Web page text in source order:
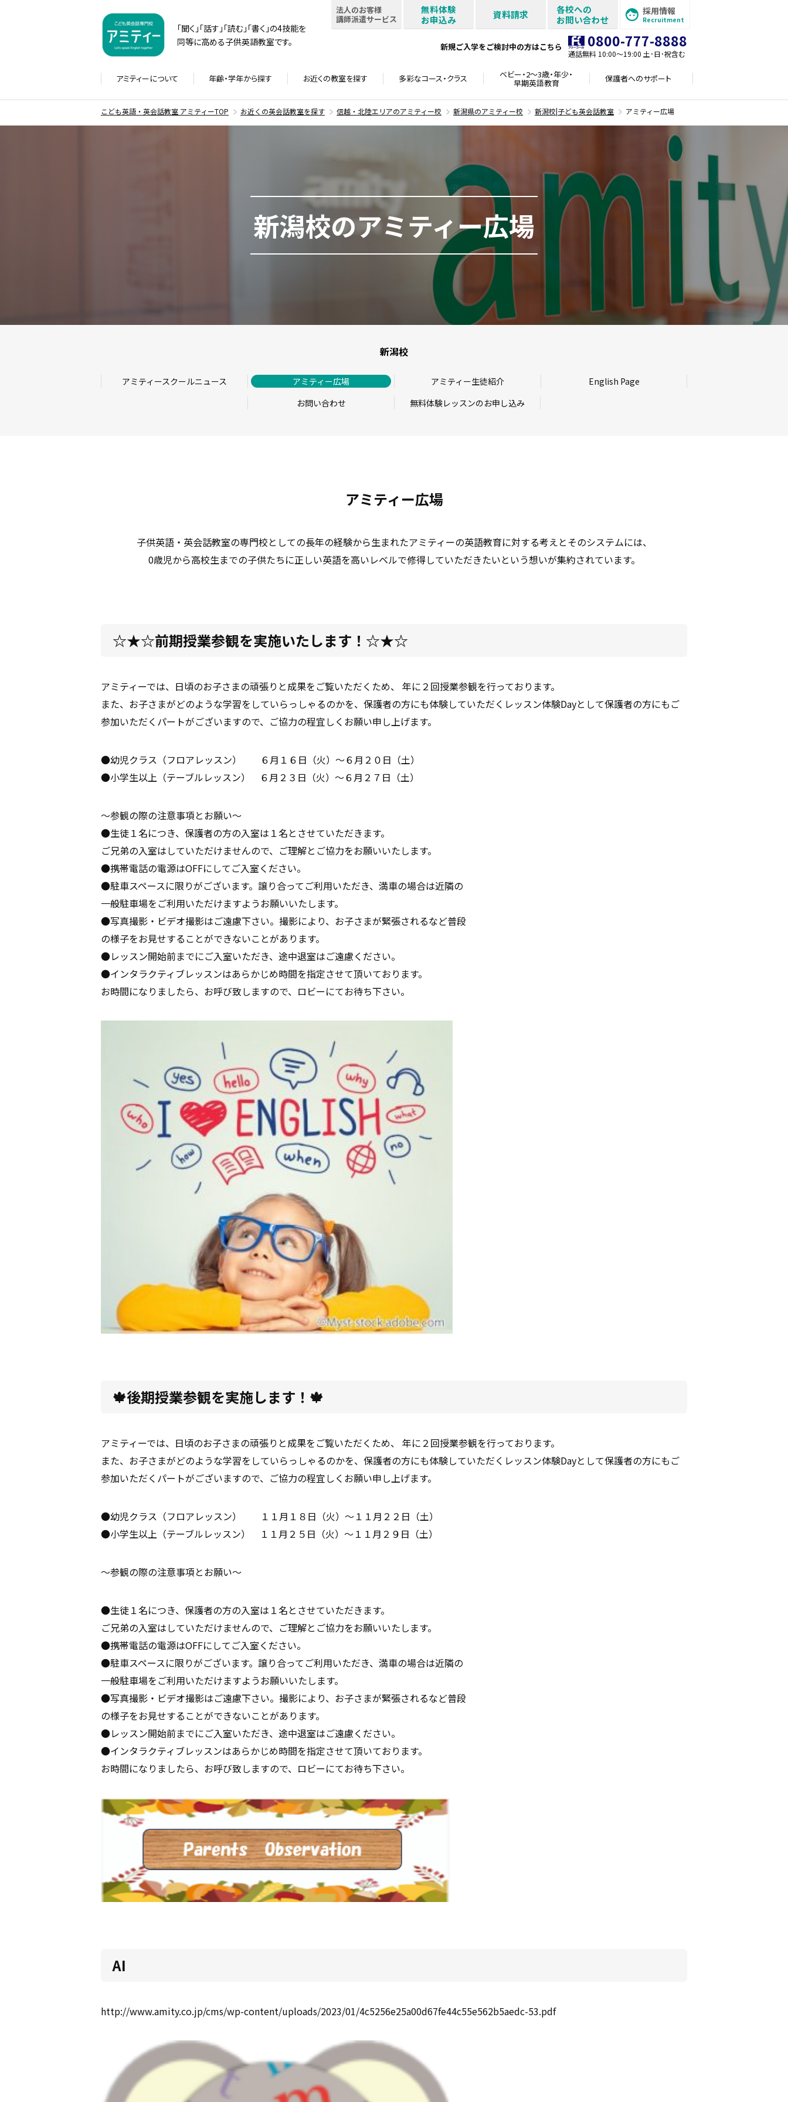
「聞く」「話す」「読む」「書く」の4技能を
同等に高める子供英語教室です。
法人のお客様
講師派遣サービス
無料体験
お申込み
資料請求
各校への
お問い合わせ
採用情報
Recruitment
新規ご入学をご検討中の方はこちら 0800-777-8888
通話無料 10:00〜19:00 土･日･祝含む
アミティーについて 年齢・学年から探す お近くの教室を探す 多彩なコース・クラス ベビー・2～3歳・年少・
早期英語教育 保護者へのサポート
こども英語・英会話教室 アミティーTOP お近くの英会話教室を探す 信越・北陸エリアのアミティー校 新潟県のアミティー校 新潟校|子ども英会話教室 アミティー広場
新潟校のアミティー広場
新潟校
アミティースクールニュース アミティー広場 アミティー生徒紹介
English Page
お問い合わせ
無料体験レッスンのお申し込み
アミティー広場
子供英語・英会話教室の専門校としての長年の経験から生まれたアミティーの英語教育に対する考えとそのシステムには、
0歳児から高校生までの子供たちに正しい英語を高いレベルで修得していただきたいという想いが集約されています。
☆★☆前期授業参観を実施いたします！☆★☆
アミティーでは、日頃のお子さまの頑張りと成果をご覧いただくため、 年に２回授業参観を行っております。
また、お子さまがどのような学習をしていらっしゃるのかを、保護者の方にも体験していただくレッスン体験Dayとして保護者の方にもご
参加いただくパートがございますので、ご協力の程宜しくお願い申し上げます。
●幼児クラス（フロアレッスン） ６月１６日（火）～６月２０日（土）
●小学生以上（テーブルレッスン） ６月２３日（火）～６月２７日（土）
～参観の際の注意事項とお願い～
●生徒１名につき、保護者の方の入室は１名とさせていただきます。
ご兄弟の入室はしていただけませんので、ご理解とご協力をお願いいたします。
●携帯電話の電源はOFFにしてご入室ください。
●駐車スペースに限りがございます。譲り合ってご利用いただき、満車の場合は近隣の
一般駐車場をご利用いただけますようお願いいたします。
●写真撮影・ビデオ撮影はご遠慮下さい。撮影により、お子さまが緊張されるなど普段
の様子をお見せすることができないことがあります。
●レッスン開始前までにご入室いただき、途中退室はご遠慮ください。
●インタラクティブレッスンはあらかじめ時間を指定させて頂いております。
お時間になりましたら、お呼び致しますので、ロビーにてお待ち下さい。
🍁後期授業参観を実施します！🍁
アミティーでは、日頃のお子さまの頑張りと成果をご覧いただくため、 年に２回授業参観を行っております。
また、お子さまがどのような学習をしていらっしゃるのかを、保護者の方にも体験していただくレッスン体験Dayとして保護者の方にもご
参加いただくパートがございますので、ご協力の程宜しくお願い申し上げます。
●幼児クラス（フロアレッスン） １１月１８日（火）～１１月２２日（土）
●小学生以上（テーブルレッスン） １１月２５日（火）～１１月２９日（土）
～参観の際の注意事項とお願い～
●生徒１名につき、保護者の方の入室は１名とさせていただきます。
ご兄弟の入室はしていただけませんので、ご理解とご協力をお願いいたします。
●携帯電話の電源はOFFにしてご入室ください。
●駐車スペースに限りがございます。譲り合ってご利用いただき、満車の場合は近隣の
一般駐車場をご利用いただけますようお願いいたします。
●写真撮影・ビデオ撮影はご遠慮下さい。撮影により、お子さまが緊張されるなど普段
の様子をお見せすることができないことがあります。
●レッスン開始前までにご入室いただき、途中退室はご遠慮ください。
●インタラクティブレッスンはあらかじめ時間を指定させて頂いております。
お時間になりましたら、お呼び致しますので、ロビーにてお待ち下さい。
AI
http://www.amity.co.jp/cms/wp-content/uploads/2023/01/4c5256e25a00d67fe44c55e562b5aedc-53.pdf